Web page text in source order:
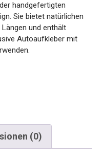
handgefertigten
Sie bietet natürlichen
und enthält
Autoaufkleber mit
(0)